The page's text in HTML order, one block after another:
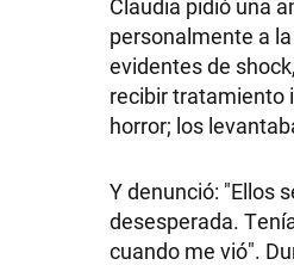
Claudia pidió una
personalmente a
evidentes de
recibir tratamiento
horror; los
Y denunció: "Ellos
desesperada.
cuando me vió".